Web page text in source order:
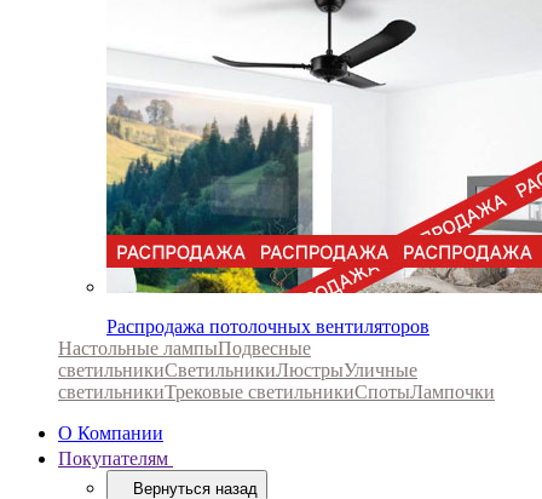
Распродажа потолочных вентиляторов
Настольные лампыПодвесные
светильникиСветильникиЛюстрыУличные
светильникиТрековые светильникиСпотыЛампочки
О Компании
Покупателям
Вернуться назад